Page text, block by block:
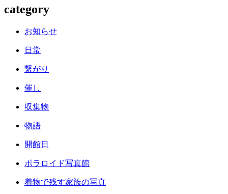
category
お知らせ
日常
繋がり
催し
収集物
物語
開館日
ポラロイド写真館
着物で残す家族の写真